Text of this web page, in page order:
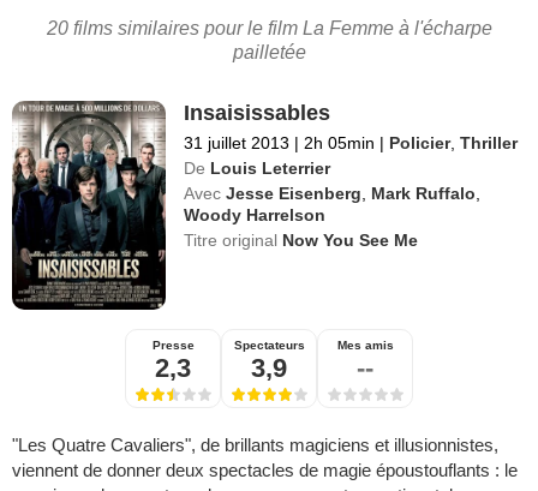
20 films similaires pour le film La Femme à l'écharpe
pailletée
Insaisissables
31 juillet 2013 | 2h 05min | Policier,Thriller
De Louis Leterrier
Avec Jesse Eisenberg Mark Ruffalo
Woody Harrelson
Titre original Now You See Me
Presse
2,3
Spectateurs
3,9
Mes amis
--
"Les Quatre Cavaliers", de brillants magiciens et illusionnistes,
viennent de donner deux spectacles de magie époustouflants : le